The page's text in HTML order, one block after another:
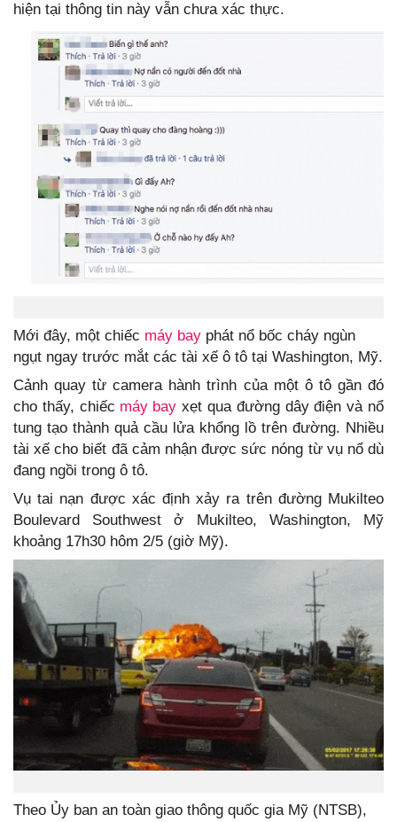
hiện tại thông tin này vẫn chưa xác thực.
Mới đây, một chiếc máy bay phát nổ bốc cháy ngùn
ngụt ngay trước mắt các tài xế ô tô tại Washington, Mỹ.
Cảnh quay từ camera hành trình của một ô tô gần đó
cho thấy, chiếc máy bay xẹt qua đường dây điện và nổ
tung tạo thành quả cầu lửa khổng lồ trên đường. Nhiều
tài xế cho biết đã cảm nhận được sức nóng từ vụ nổ dù
đang ngồi trong ô tô.
Vụ tai nạn được xác định xảy ra trên đường Mukilteo
Boulevard Southwest ở Mukilteo, Washington, Mỹ
khoảng 17h30 hôm 2/5 (giờ Mỹ).
Theo Ủy ban an toàn giao thông quốc gia Mỹ (NTSB),